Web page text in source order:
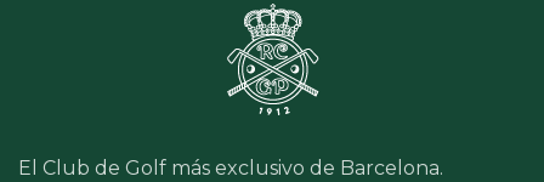
El Club de Golf más exclusivo de Barcelona.